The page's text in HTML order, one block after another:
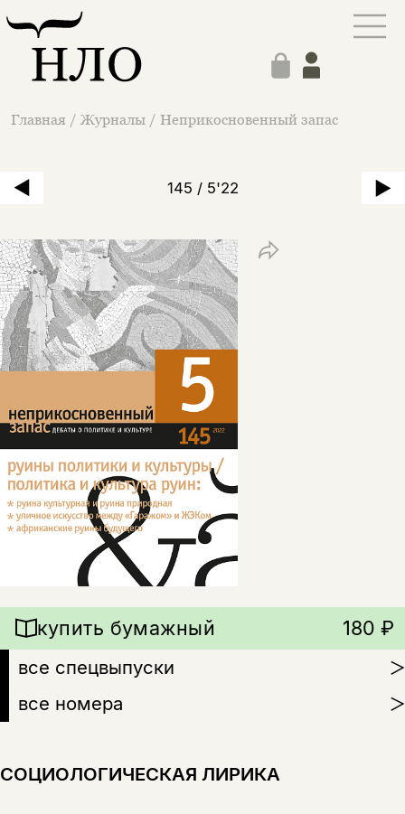
Главная / Журналы / Неприкосновенный запас
145 / 5'22
все спецвыпуски
все номера
купить бумажный 180 ₽
СОЦИОЛОГИЧЕСКАЯ ЛИРИКА